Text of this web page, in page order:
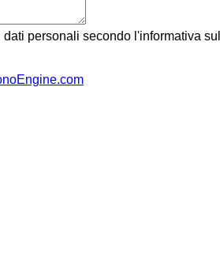
personali secondo l'informativa